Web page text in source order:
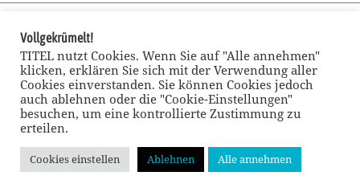
© TITEL kulturmagazin 2022
Vollgekrümelt!
TITEL nutzt Cookies. Wenn Sie auf "Alle annehmen"
klicken, erklären Sie sich mit der Verwendung aller
Cookies einverstanden. Sie können Cookies jedoch
auch ablehnen oder die "Cookie-Einstellungen"
besuchen, um eine kontrollierte Zustimmung zu
erteilen.
Cookies einstellen Ablehnen Alle annehmen